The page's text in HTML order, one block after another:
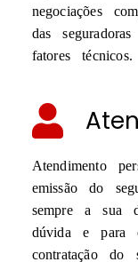
negociações
das
fatores técnicos.
Atendimento
emissão do
sempre a sua
dúvida e para
contratação do